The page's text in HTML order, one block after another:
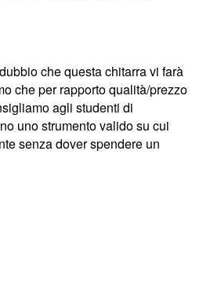
che questa chitarra vi farà
che per rapporto qualità/prezzo
agli studenti di
uno strumento valido su cui
senza dover spendere un